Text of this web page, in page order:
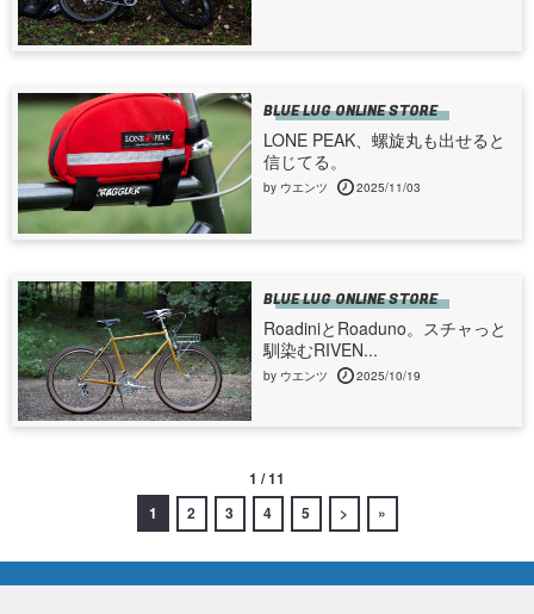
BLUE LUG ONLINE STORE
LONE PEAK、螺旋丸も出せると
信じてる。
by ウエンツ 2025/11/03
BLUE LUG ONLINE STORE
RoadiniとRoaduno。スチャっと
馴染むRIVEN...
by ウエンツ 2025/10/19
1 / 11
1
2 3 4 5 > »